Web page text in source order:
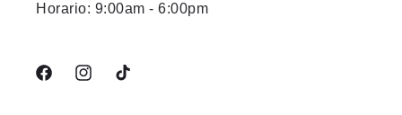
Horario: 9:00am - 6:00pm
FacebookInstagramTikTok